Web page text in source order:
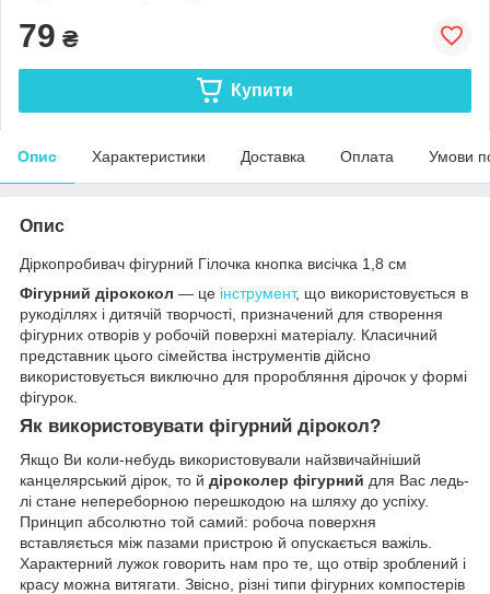
79 ₴
Купити
Опис Характеристики Доставка Оплата Умови
Опис
Діркопробивач фігурний Гілочка кнопка висічка 1,8 см
Фігурний дірококол — це інструмент, що використовується в
рукоділлях і дитячій творчості, призначений для створення
фігурних отворів у робочій поверхні матеріалу. Класичний
представник цього сімейства інструментів дійсно
використовується виключно для проробляння дірочок у формі
фігурок.
Як використовувати фігурний дірокол?
Якщо Ви коли-небудь використовували найзвичайніший
канцелярський дірок, то й діроколер фігурний для Вас ледь-
лі стане непереборною перешкодою на шляху до успіху.
Принцип абсолютно той самий: робоча поверхня
вставляється між пазами пристрою й опускається важіль.
Характерний лужок говорить нам про те, що отвір зроблений і
красу можна витягати. Звісно, різні типи фігурних компостерів